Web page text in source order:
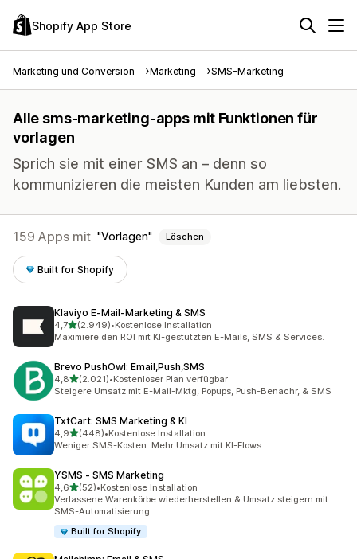
Shopify App Store
Marketing und Conversion Marketing SMS-Marketing
Alle sms-marketing-apps mit Funktionen für
vorlagen
Sprich sie mit einer SMS an – denn so
kommunizieren die meisten Kunden am liebsten.
159 Apps mit Vorlagen Löschen
Built for Shopify
Klaviyo E‑Mail‑Marketing & SMS
4,7von 5 Sternen
(2.949)
2949 Rezensionen insgesamt
•Kostenlose Installation
Maximiere den ROI mit KI-gestützten E-Mails, SMS & Services.
Brevo PushOwl: Email,Push,SMS
4,8von 5 Sternen
(2.021)
2021 Rezensionen insgesamt
•Kostenloser Plan verfügbar
Steigere Umsatz mit E-Mail-Mktg, Popups, Push-Benachr, & SMS
TxtCart: SMS Marketing & KI
4,9von 5 Sternen
(448)
448 Rezensionen insgesamt
•Kostenlose Installation
Weniger SMS-Kosten. Mehr Umsatz mit KI-Flows.
YSMS ‑ SMS Marketing
4,6von 5 Sternen
(52)
52 Rezensionen insgesamt
•Kostenlose Installation
Verlassene Warenkörbe wiederherstellen & Umsatz steigern mit
SMS-Automatisierung
Built for Shopify